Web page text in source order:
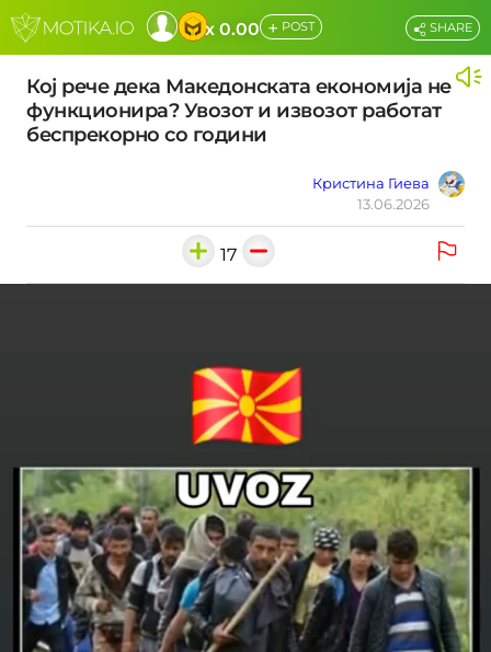
x 0.00 + POST
Кој рече дека Македонската економија не
функционира? Увозот и извозот работат
беспрекорно со години
Кристина Гиева
13.06.2026
SHARE
17